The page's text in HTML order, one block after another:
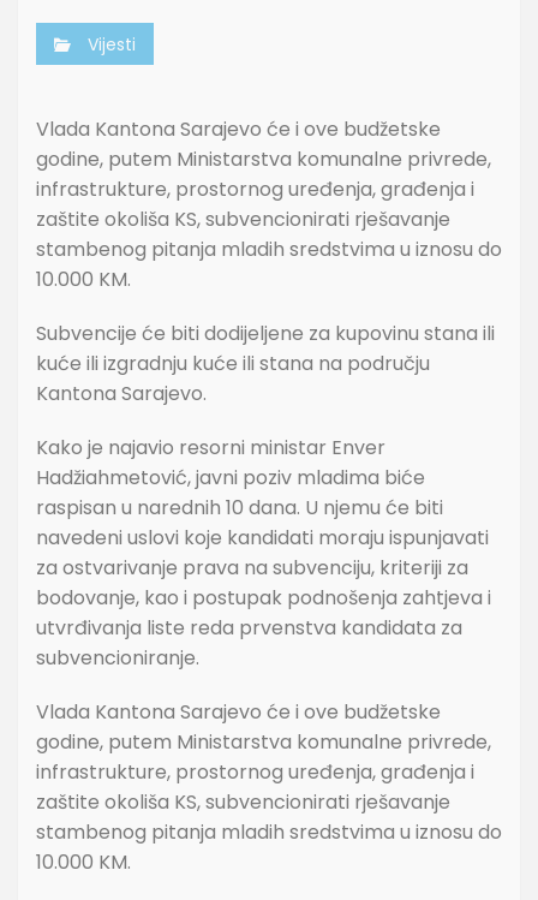
Vijesti
Vlada Kantona Sarajevo će i ove budžetske
godine, putem Ministarstva komunalne privrede,
infrastrukture, prostornog uređenja, građenja i
zaštite okoliša KS, subvencionirati rješavanje
stambenog pitanja mladih sredstvima u iznosu do
10.000 KM.
Subvencije će biti dodijeljene za kupovinu stana ili
kuće ili izgradnju kuće ili stana na području
Kantona Sarajevo.
Kako je najavio resorni ministar Enver
Hadžiahmetović, javni poziv mladima biće
raspisan u narednih 10 dana. U njemu će biti
navedeni uslovi koje kandidati moraju ispunjavati
za ostvarivanje prava na subvenciju, kriteriji za
bodovanje, kao i postupak podnošenja zahtjeva i
utvrđivanja liste reda prvenstva kandidata za
subvencioniranje.
Vlada Kantona Sarajevo će i ove budžetske
godine, putem Ministarstva komunalne privrede,
infrastrukture, prostornog uređenja, građenja i
zaštite okoliša KS, subvencionirati rješavanje
stambenog pitanja mladih sredstvima u iznosu do
10.000 KM.